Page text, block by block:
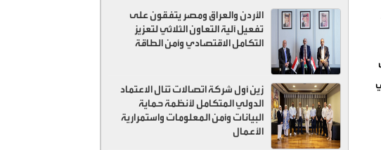
الأردن والعراق ومصر يتفقون على
تفعيل آلية التعاون الثلاثي لتعزيز
التكامل الاقتصادي وأمن الطاقة
زين أول شركة اتصالات تنال الاعتماد
الدولي المتكامل لأنظمة حماية
البيانات وأمن المعلومات واستمرارية
الأعمال